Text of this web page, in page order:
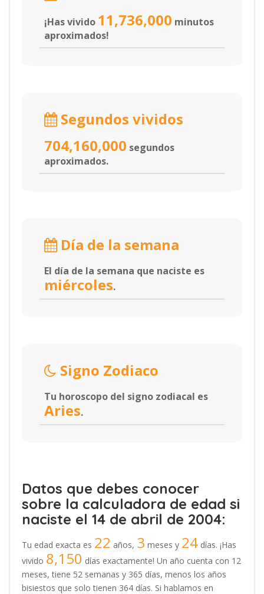
¡Has vivido 11,736,000 minutos
aproximados!
Segundos vividos
704,160,000 segundos
aproximados.
Día de la semana
El día de la semana que naciste es
miércoles.
Signo Zodiaco
Tu horoscopo del signo zodiacal es
Aries.
Datos que debes conocer
sobre la calculadora de edad si
naciste el 14 de abril de 2004:
Tu edad exacta es 22 años, 3 meses y 24 días. ¡Has
vivido 8,150 días exactamente! Un año cuenta con 12
meses, tiene 52 semanas y 365 días, menos los años
bisiestos que solo tienen 364 días. Si hablamos en